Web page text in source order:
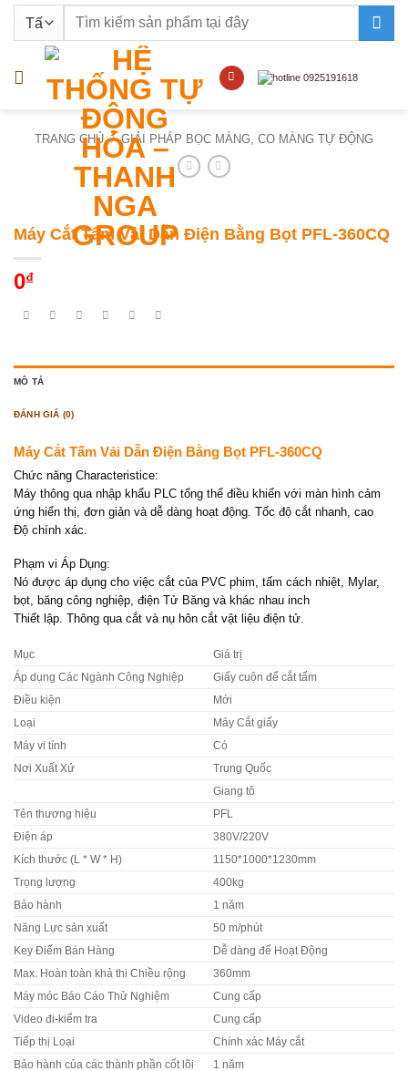
nội
Tìm
TRANG CHỦ / GIẢI PHÁP BỌC MÀNG, CO MÀNG TỰ ĐỘNG
Máy Cắt Tấm Vải Dẫn Điện Bằng Bọt PFL-360CQ
0₫
MÔ TẢ
ĐÁNH GIÁ (0)
Máy Cắt Tấm Vải Dẫn Điện Bằng Bọt PFL-360CQ
Chức năng Characteristice:
Máy thông qua nhập khẩu PLC tổng thể điều khiển với màn hình cảm
ứng hiển thị, đơn giản và dễ dàng hoạt động. Tốc độ cắt nhanh, cao
Độ chính xác.
Phạm vi Áp Dụng:
Nó được áp dụng cho việc cắt của PVC phim, tấm cách nhiệt, Mylar,
bọt, băng công nghiệp, điện Tử Băng và khác nhau inch
Thiết lập. Thông qua cắt và nụ hôn cắt vật liệu điện tử.
Mục Giá trị
Áp dụng Các Ngành Công Nghiệp Giấy cuộn để cắt tấm
Điều kiện Mới
Loại Máy Cắt giấy
Máy vi tính Có
Nơi Xuất Xứ Trung Quốc
Giang tô
Tên thương hiệu PFL
Điện áp 380V/220V
Kích thước (L * W * H) 1150*1000*1230mm
Trọng lượng 400kg
Bảo hành 1 năm
Năng Lực sản xuất 50 m/phút
Key Điểm Bán Hàng Dễ dàng để Hoạt Động
Max. Hoàn toàn khả thi Chiều rộng 360mm
Máy móc Báo Cáo Thử Nghiệm Cung cấp
Video đi-kiểm tra Cung cấp
Tiếp thị Loại Chính xác Máy cắt
Bảo hành của các thành phần cốt lõi 1 năm